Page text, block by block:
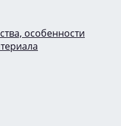
особенности